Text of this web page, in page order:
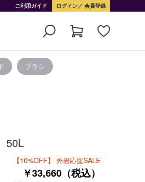
ご利用ガイド ログイン 会員登録
ブラシ
50L
【10%OFF】 外岩応援SALE
￥33,660（税込）